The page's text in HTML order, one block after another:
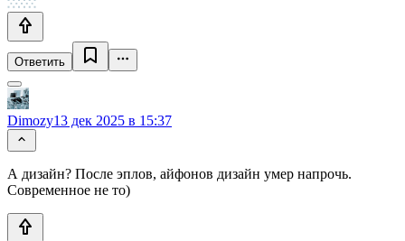
Ответить
Dimozy13 дек 2025 в 15:37
А дизайн? После эплов, айфонов дизайн умер напрочь.
Современное не то)